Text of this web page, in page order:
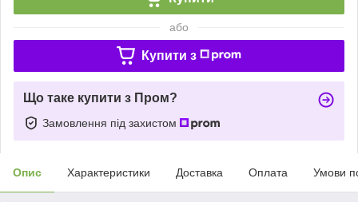
або
Купити з
Що таке купити з Пром?
Замовлення під захистом
Опис Характеристики Доставка Оплата Умови